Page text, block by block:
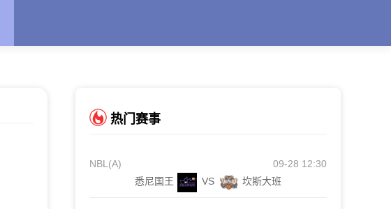
热门赛事
NBL(A)
09-28 12:30
悉尼国王
VS 坎斯大班